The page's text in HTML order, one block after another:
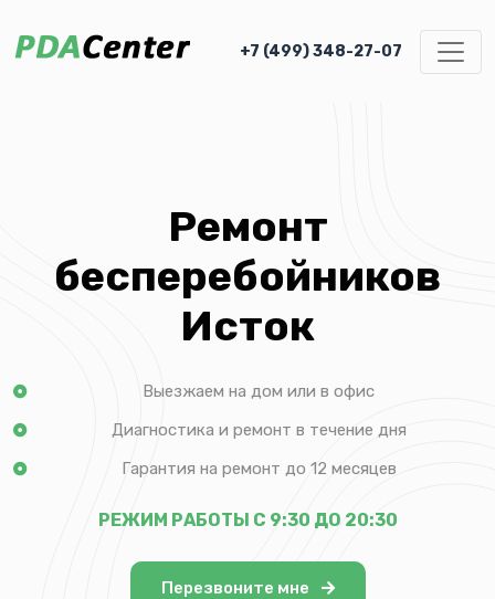
+7 (499) 348-27-07
Ремонт
бесперебойников
Исток
Выезжаем на дом или в офис
Диагностика и ремонт в течение дня
Гарантия на ремонт до 12 месяцев
РЕЖИМ РАБОТЫ С 9:30 ДО 20:30
Перезвоните мне